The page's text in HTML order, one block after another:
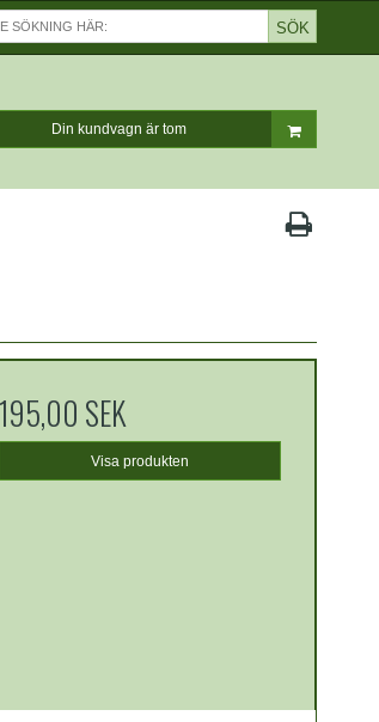
SÖK
Din kundvagn är tom
195,00 SEK
Visa produkten